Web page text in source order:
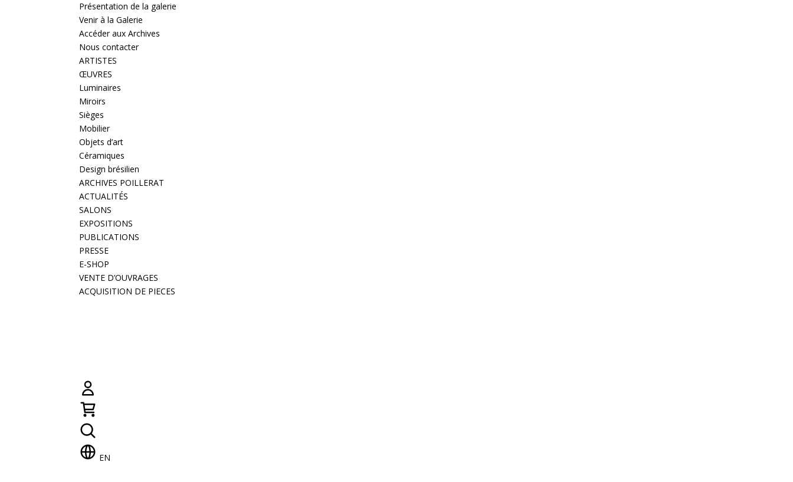
Présentation de la galerie
Venir à la Galerie
Accéder aux Archives
Nous contacter
ARTISTES
ŒUVRES
Luminaires
Miroirs
Sièges
Mobilier
Objets d’art
Céramiques
Design brésilien
ARCHIVES POILLERAT
ACTUALITÉS
SALONS
EXPOSITIONS
PUBLICATIONS
PRESSE
E-SHOP
VENTE D’OUVRAGES
ACQUISITION DE PIECES
EN